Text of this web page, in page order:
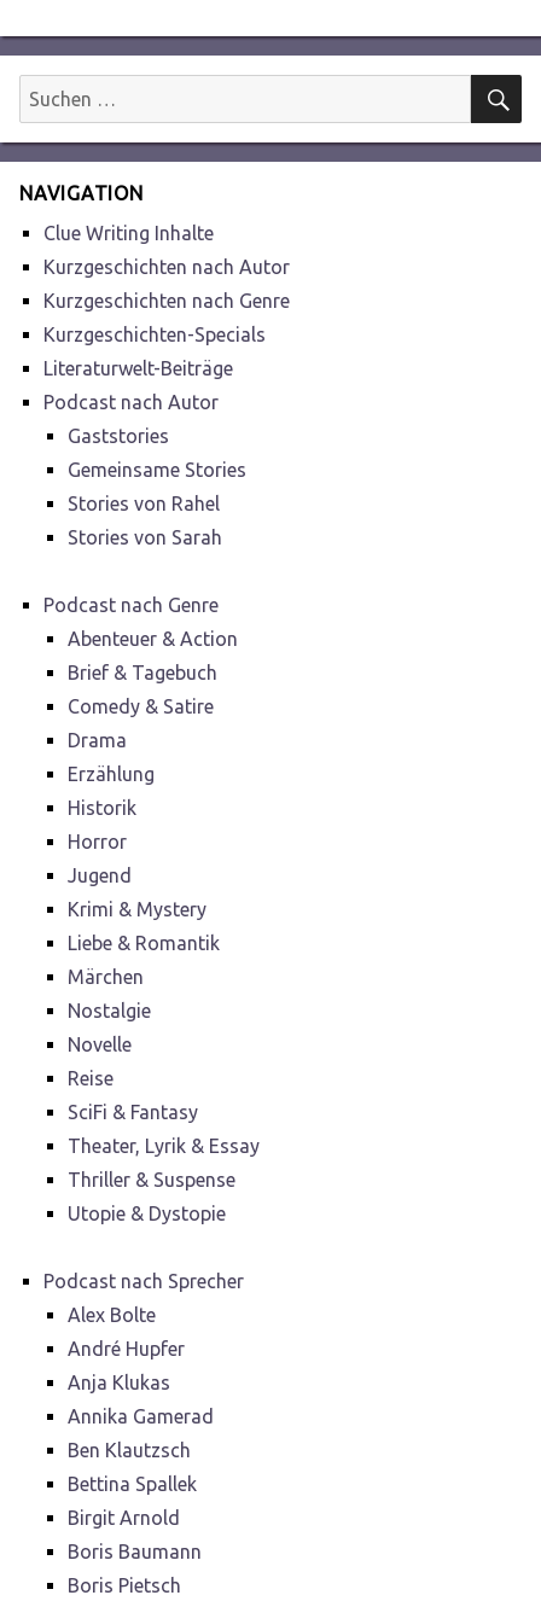
Suchen
nach:
NAVIGATION
Clue Writing Inhalte
Kurzgeschichten nach Autor
Kurzgeschichten nach Genre
Kurzgeschichten-Specials
Literaturwelt-Beiträge
Podcast nach Autor
Gaststories
Gemeinsame Stories
Stories von Rahel
Stories von Sarah
Podcast nach Genre
Abenteuer & Action
Brief & Tagebuch
Comedy & Satire
Drama
Erzählung
Historik
Horror
Jugend
Krimi & Mystery
Liebe & Romantik
Märchen
Nostalgie
Novelle
Reise
SciFi & Fantasy
Theater, Lyrik & Essay
Thriller & Suspense
Utopie & Dystopie
Podcast nach Sprecher
Alex Bolte
André Hupfer
Anja Klukas
Annika Gamerad
Ben Klautzsch
Bettina Spallek
Birgit Arnold
Boris Baumann
Boris Pietsch